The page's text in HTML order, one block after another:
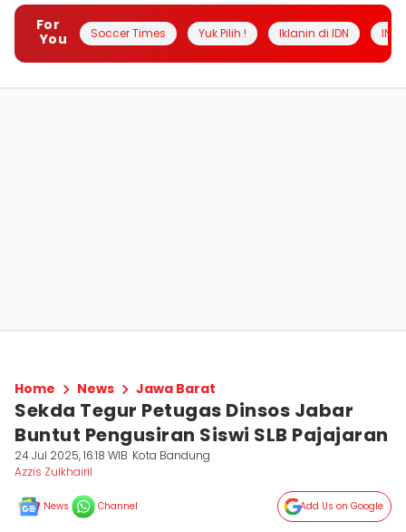
For
You
Soccer Times Yuk Pilih ! Iklanin di IDN
Home News Jawa Barat
Sekda Tegur Petugas Dinsos Jabar
Buntut Pengusiran Siswi SLB Pajajaran
24 Jul 2025, 16:18 WIB Kota Bandung
Azzis Zulkhairil
News Channel Add Us on Google